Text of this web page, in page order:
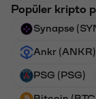
Popüler kripto
Synapse
Ankr (ANKR)
PSG (PSG)